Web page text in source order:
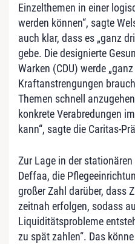
Einzelthemen in einer
werden können“, sagte
auch klar, dass es „ganz
gebe. Die designierte
Warken (CDU) werde
Kraftanstrengungen
Themen schnell
konkrete Verabredungen
kann“, sagte die Caritas-
Zur Lage in der
Deffaa, die
großer Zahl darüber, dass
zeitnah erfolgen, sodass
Liquiditätsprobleme
zu spät zahlen“. Das